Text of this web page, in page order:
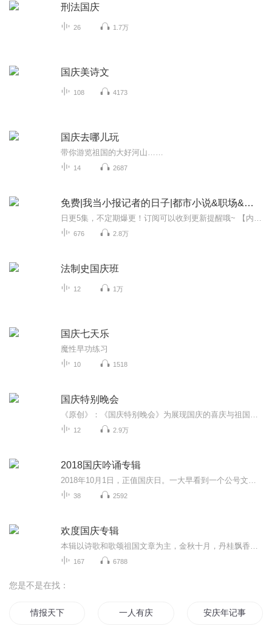
刑法国庆
26 1.7万
国庆美诗文
108 4173
国庆去哪儿玩
带你游览祖国的大好河山……
14 2687
免费|我当小报记者的日子|都市小说&职场&情感
676 2.8万
法制史国庆班
12 1万
国庆七天乐
魔性早功练习
10 1518
国庆特别晚会
12 2.9万
2018国庆吟诵专辑
38 2592
欢度国庆专辑
167 6788
您是不是在找：
情报天下 一人有庆 安庆年记事